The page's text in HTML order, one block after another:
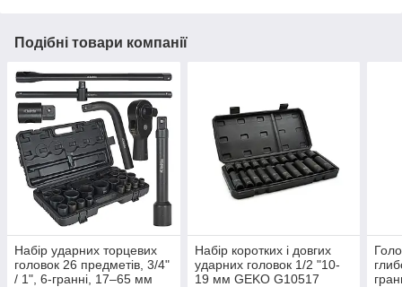
Подібні товари компанії
Набір ударних торцевих
головок 26 предметів, 3/4"
/ 1", 6-гранні, 17–65 мм
Набір коротких і довгих
ударних головок 1/2 "10-
19 мм GEKO G10517